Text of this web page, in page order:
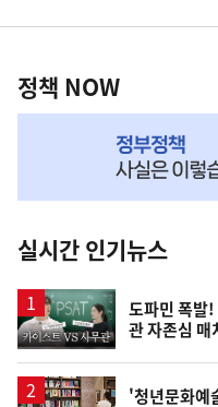
영
책
NOW,
뉴
스
정책 NOW
실시간 인기뉴스
영
상
도파민 폭발
관 자존심 매
'청년문화예